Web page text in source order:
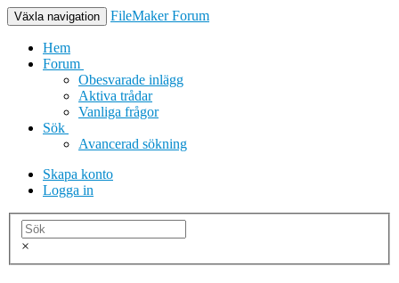
Växla navigation FileMaker Forum
Hem
Forum
Obesvarade inlägg
Aktiva trådar
Vanliga frågor
Sök
Avancerad sökning
Skapa konto
Logga in
×